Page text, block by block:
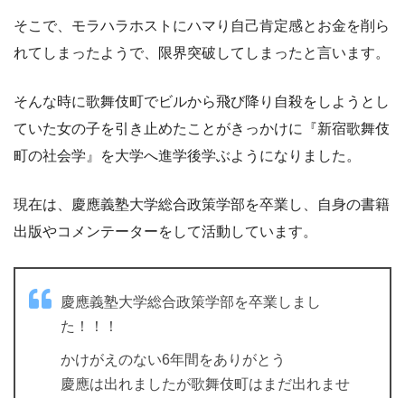
そこで、モラハラホストにハマり自己肯定感とお金を削ら
れてしまったようで、限界突破してしまったと言います。
そんな時に歌舞伎町でビルから飛び降り自殺をしようとし
ていた女の子を引き止めたことがきっかけに『新宿歌舞伎
町の社会学』を大学へ進学後学ぶようになりました。
現在は、慶應義塾大学総合政策学部を卒業し、自身の書籍
出版やコメンテーターをして活動しています。
慶應義塾大学総合政策学部を卒業しまし
た！！！
かけがえのない6年間をありがとう
慶應は出れましたが歌舞伎町はまだ出れませ